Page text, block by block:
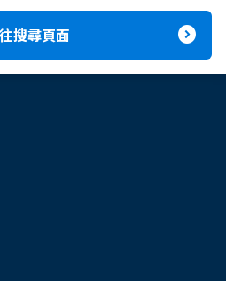
搜尋頁面 expand_circle_right